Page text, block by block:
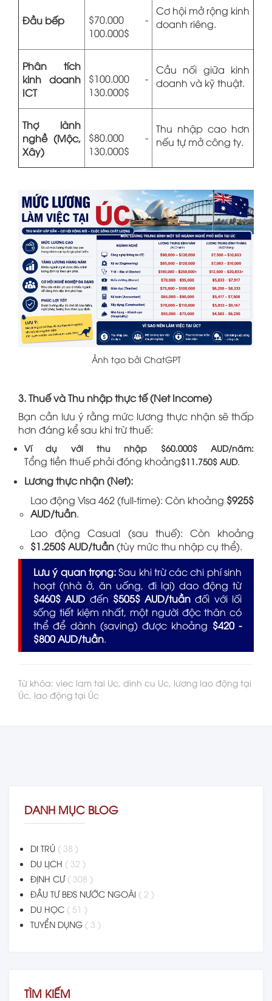
Đầu bếp
$70.000 -
100.000$
Cơ hội mở rộng kinh
doanh riêng.
Phân tích
kinh doanh
ICT
$100.000 -
130.000$
Cầu nối giữa kinh
doanh và kỹ thuật.
Thợ lành
nghề (Mộc,
Xây)
$80.000 -
130.000$
Thu nhập cao hơn
nếu tự mở công ty.
Ảnh tạo bởi ChatGPT
3. Thuế và Thu nhập thực tế (Net Income)
Bạn cần lưu ý rằng mức lương thực nhận sẽ thấp
hơn đáng kể sau khi trừ thuế:
Ví dụ với thu nhập $60.000$ AUD/năm:
Tổng tiền thuế phải đóng khoảng$11.750$ AUD.
Lương thực nhận (Net):
Lao động Visa 462 (full-time): Còn khoảng $925$
AUD/tuần.
Lao động Casual (sau thuế): Còn khoảng
$1.250$ AUD/tuần(tùy mức thu nhập cụ thể).
Lưu ý quan trọng:Sau khi trừ các chi phí sinh
hoạt (nhà ở, ăn uống, đi lại) dao động từ
$460$ AUD đến $505$ AUD/tuần đối với lối
sống tiết kiệm nhất, một người độc thân có
thể để dành (saving) được khoảng $420 -
$800 AUD/tuần.
Từ khóa: viec lam tai Uc, dinh cu Uc, lương lao động tại
Úc, lao động tại Úc
DANH MỤC BLOG
DI TRÚ ( 38 )
DU LỊCH ( 32 )
ĐỊNH CƯ ( 308 )
ĐẦU TƯ BĐS NƯỚC NGOÀI ( 2 )
DU HỌC ( 51 )
TUYỂN DỤNG ( 3 )
TÌM KIẾM